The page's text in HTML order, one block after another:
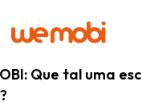
Que tal uma